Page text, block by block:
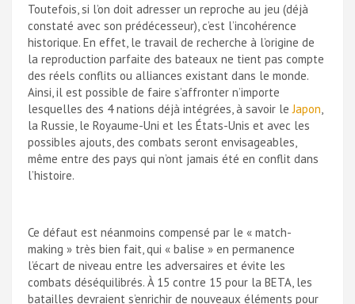
Toutefois, si l’on doit adresser un reproche au jeu (déjà
constaté avec son prédécesseur), c’est l’incohérence
historique. En effet, le travail de recherche à l’origine de
la reproduction parfaite des bateaux ne tient pas compte
des réels conflits ou alliances existant dans le monde.
Ainsi, il est possible de faire s’affronter n’importe
lesquelles des 4 nations déjà intégrées, à savoir le Japon
la Russie, le Royaume-Uni et les États-Unis et avec les
possibles ajouts, des combats seront envisageables,
même entre des pays qui n’ont jamais été en conflit dans
l’histoire.
Ce défaut est néanmoins compensé par le « match-
making » très bien fait, qui « balise » en permanence
l’écart de niveau entre les adversaires et évite les
combats déséquilibrés. À 15 contre 15 pour la BETA, les
batailles devraient s’enrichir de nouveaux éléments pour